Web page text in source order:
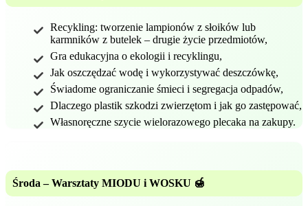
Recykling: tworzenie lampionów z słoików lub
karmników z butelek – drugie życie przedmiotów,
Gra edukacyjna o ekologii i recyklingu,
Jak oszczędzać wodę i wykorzystywać deszczówkę,
Świadome ograniczanie śmieci i segregacja odpadów,
Dlaczego plastik szkodzi zwierzętom i jak go zastępować,
Własnoręczne szycie wielorazowego plecaka na zakupy.
Środa – Warsztaty MIODU i WOSKU 🍯